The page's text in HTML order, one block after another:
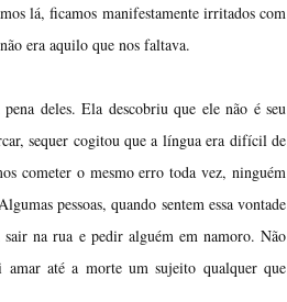
lá, ficamos manifestamente irritados com
era aquilo que nos faltava.
deles. Ela descobriu que ele não é seu
sequer cogitou que a língua era difícil de
cometer o mesmo erro toda vez, ninguém
pessoas, quando sentem essa vontade
na rua e pedir alguém em namoro. Não
amar até a morte um sujeito qualquer que